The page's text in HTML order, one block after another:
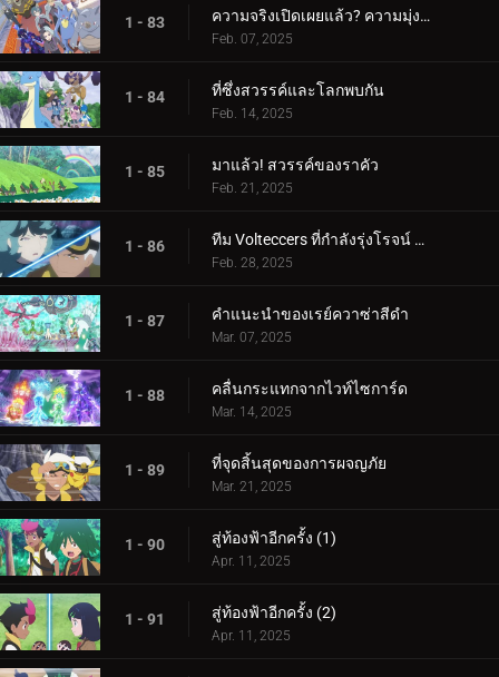
1 - 83 ความจริงเปิดเผยแล้ว? ความมุ่งมั่นของอเมทิโอ
Feb. 07, 2025
1 - 84 ที่ซึ่งสวรรค์และโลกพบกัน
Feb. 14, 2025
1 - 85 มาแล้ว! สวรรค์ของราคัว
Feb. 21, 2025
1 - 86 ทีม Volteccers ที่กำลังรุ่งโรจน์ ปะทะ ทีม Explorers!
Feb. 28, 2025
1 - 87 คำแนะนำของเรย์ควาซ่าสีดำ
Mar. 07, 2025
1 - 88 คลื่นกระแทกจากไวท์ไซการ์ด
Mar. 14, 2025
1 - 89 ที่จุดสิ้นสุดของการผจญภัย
Mar. 21, 2025
1 - 90 สู่ท้องฟ้าอีกครั้ง (1)
Apr. 11, 2025
1 - 91 สู่ท้องฟ้าอีกครั้ง (2)
Apr. 11, 2025